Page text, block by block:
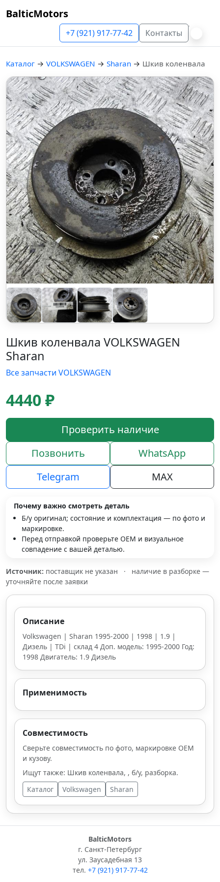
BalticMotors
+7 (921) 917-77-42 Контакты
Каталог → VOLKSWAGEN → Sharan → Шкив коленвала
Шкив коленвала VOLKSWAGEN
Sharan
Все запчасти VOLKSWAGEN
4440 ₽
Проверить наличие
Позвонить
WhatsApp
Telegram
MAX
Почему важно смотреть деталь
Б/у оригинал; состояние и комплектация — по фото и
маркировке.
Перед отправкой проверьте OEM и визуальное
совпадение с вашей деталью.
Источник: поставщик не указан ·
наличие в разборке —
уточняйте после заявки
Описание
Volkswagen | Sharan 1995-2000 | 1998 | 1.9 |
Дизель | TDi | склад 4 Доп. модель: 1995-2000 Год:
1998 Двигатель: 1.9 Дизель
Применимость
Совместимость
Сверьте совместимость по фото, маркировке OEM
и кузову.
Ищут также: Шкив коленвала, , б/у, разборка.
Каталог
Volkswagen Sharan
BalticMotors
г. Санкт-Петербург
ул. Заусадебная 13
тел. +7 (921) 917-77-42